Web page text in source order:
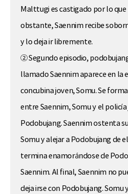
Malttugi es castigado por lo
obstante, Saennim recibe
y lo deja ir libremente.
② Segundo episodio,
llamado Saennim aparece en la
concubina joven, Somu. Se
entre Saennim, Somu y el
Podobujang. Saennim ostenta
Somu y alejar a Podobujang de
termina enamorándose de
Saennim. Al final, Saennim no
deja irse con Podobujang. Somu